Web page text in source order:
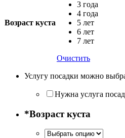
Возраст куста
3 года
4 года
5 лет
6 лет
7 лет
Очистить
Услугу посадки можно
Нужна услуга
*Возраст куста